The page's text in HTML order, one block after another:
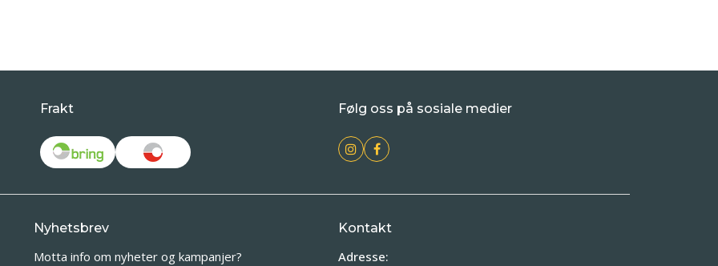
Frakt Følg oss på sosiale medier
Nyhetsbrev
Motta info om nyheter og kampanjer?
Kontakt
Adresse: